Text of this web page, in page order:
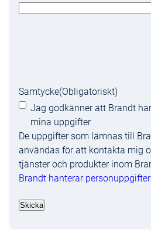
Samtycke(Obligatoriskt)
Jag godkänner att Brandt
mina uppgifter
De uppgifter som lämnas till
användas för att kontakta mig
tjänster och produkter inom
Brandt hanterar personuppgifter